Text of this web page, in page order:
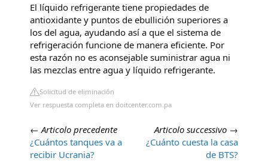
El líquido refrigerante tiene propiedades de
antioxidante y puntos de ebullición superiores a
los del agua, ayudando así a que el sistema de
refrigeración funcione de manera eficiente. Por
esta razón no es aconsejable suministrar agua ni
las mezclas entre agua y líquido refrigerante.
Solicitud de eliminación
Ver respuesta completa en doitcenter.com.pa
← Articolo precedente
¿Cuántos tanques va a
recibir Ucrania?
Articolo successivo →
¿Cuánto cuesta la casa
de BTS?